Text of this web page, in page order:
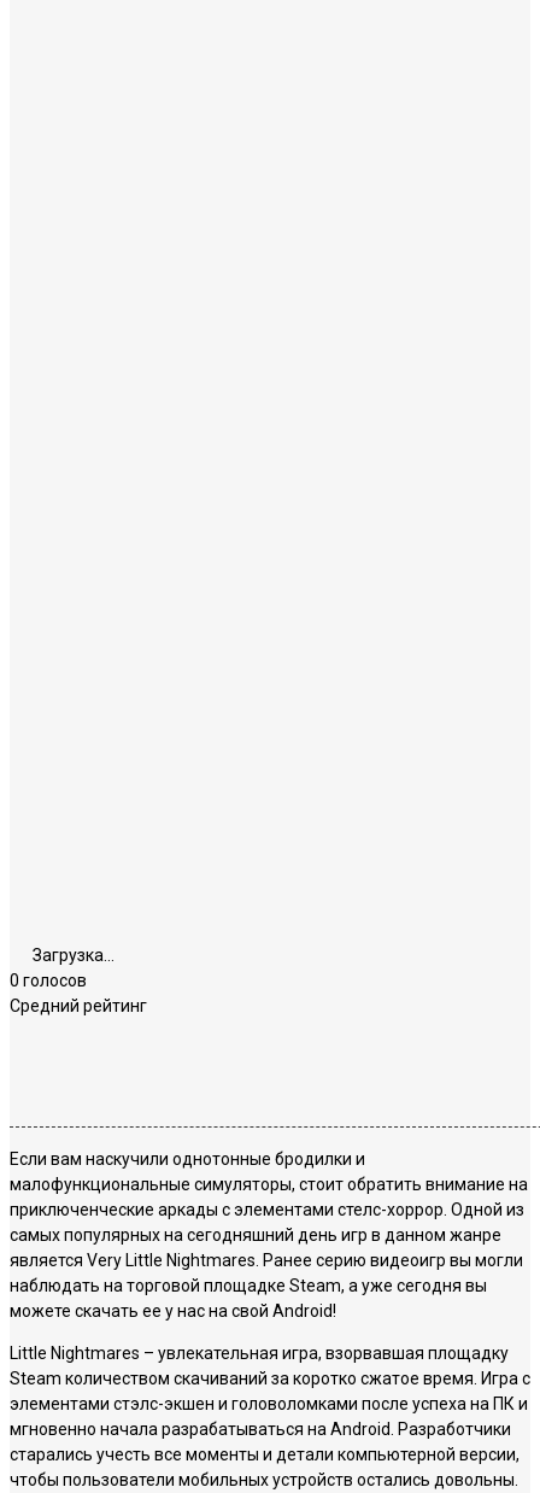
Загрузка...
0 голосов
Средний рейтинг
Если вам наскучили однотонные бродилки и
малофункциональные симуляторы, стоит обратить внимание на
приключенческие аркады с элементами стелс-хоррор. Одной из
самых популярных на сегодняшний день игр в данном жанре
является Very Little Nightmares. Ранее серию видеоигр вы могли
наблюдать на торговой площадке Steam, а уже сегодня вы
можете скачать ее у нас на свой Android!
Little Nightmares – увлекательная игра, взорвавшая площадку
Steam количеством скачиваний за коротко сжатое время. Игра с
элементами стэлс-экшен и головоломками после успеха на ПК и
мгновенно начала разрабатываться на Android. Разработчики
старались учесть все моменты и детали компьютерной версии,
чтобы пользователи мобильных устройств остались довольны.